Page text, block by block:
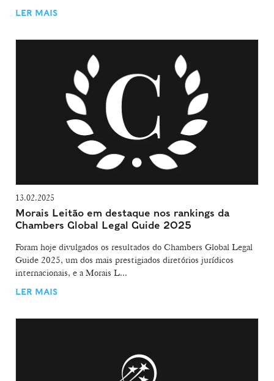
LER MAIS
13.02.2025
Morais Leitão em destaque nos rankings da
Chambers Global Legal Guide 2025
Foram hoje divulgados os resultados do Chambers Global Legal
Guide 2025, um dos mais prestigiados diretórios jurídicos
internacionais, e a Morais L...
LER MAIS